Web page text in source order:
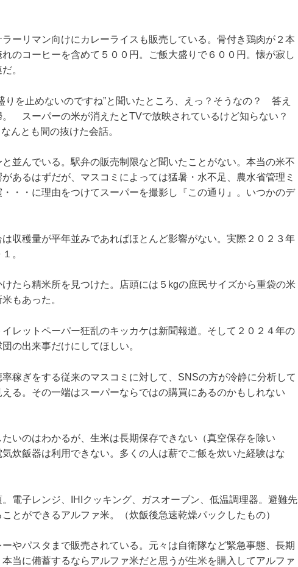
ーリマン向けにカレーライスも販売している。骨付き鶏肉が２本
のコーヒーを含めて５００円。ご飯大盛りで６００円。懐が寂し
。
りを止めないのですね”と聞いたところ、えっ？そうなの？ 答え
スーパーの米が消えたとTVで放映されているけど知らない？
んとも間の抜けた会話。
並んでいる。駅弁の販売制限など聞いたことがない。本当の米不
あるはずだが、マスコミによっては猛暑・水不足、農水省管理ミ
・・に理由をつけてスーパーを撮影し『この通り』。いつかのデ
は収穫量が平年並みであればほとんど影響がない。実際２０２３年
。
たら精米所を見つけた。店頭には５kgの庶民サイズから重袋の米
もあった。
レットペーパー狂乱のキッカケは新聞報道。そして２０２４年の
の出来事だけにしてほしい。
稼ぎをする従来のマスコミに対して、SNSの方が冷静に分析して
る。その一端はスーパーならではの購買にあるのかもしれない
いのはわかるが、生米は長期保存できない（真空保存を除い
炊飯器は利用できない。多くの人は薪でご飯を炊いた経験はな
電子レンジ、IHIクッキング、ガスオーブン、低温調理器。避難先
とができるアルファ米。（炊飯後急速乾燥パックしたもの）
やパスタまで販売されている。元々は自衛隊など緊急事態、長期
当に備蓄するならアルファ米だと思うが生米を購入してアルファ